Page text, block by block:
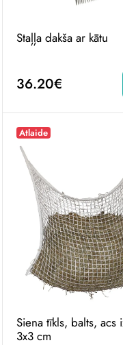
Staļļa dakša ar kātu
36.20€
Atlaide
Siena tīkls, balts, acs
3x3 cm